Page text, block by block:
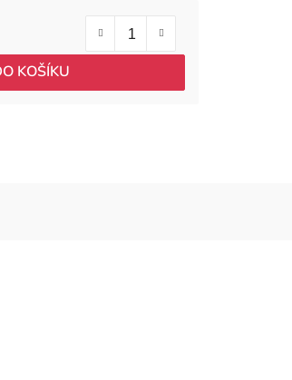
KOŠÍKU